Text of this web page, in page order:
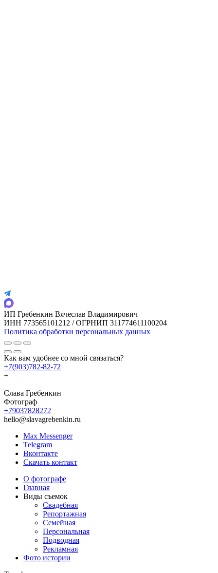
ИП Гребенкин Вячеслав Владимирович
ИНН 773565101212 / ОГРНИП 311774611100204
Политика обработки персональных данных
Как вам удобнее со мной связаться?
+7(903)782-82-72
+
Слава Гребенкин
Фотограф
+79037828272
hello@slavagrebenkin.ru
Max Messenger
Telegram
Вконтакте
Скачать контакт
О фотографе
Главная
Виды съемок
Свадебная
Репортажная
Семейная
Персональная
Подводная
Рекламная
Фото истории